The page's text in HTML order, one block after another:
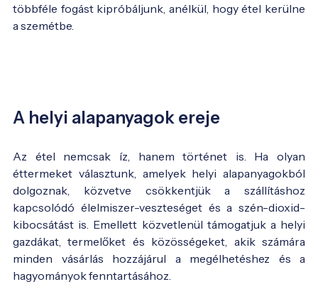
többféle fogást kipróbáljunk, anélkül, hogy étel kerülne
a szemétbe.
A helyi alapanyagok ereje
Az étel nemcsak íz, hanem történet is. Ha olyan
éttermeket választunk, amelyek helyi alapanyagokból
dolgoznak, közvetve csökkentjük a szállításhoz
kapcsolódó élelmiszer-veszteséget és a szén-dioxid-
kibocsátást is. Emellett közvetlenül támogatjuk a helyi
gazdákat, termelőket és közösségeket, akik számára
minden vásárlás hozzájárul a megélhetéshez és a
hagyományok fenntartásához.